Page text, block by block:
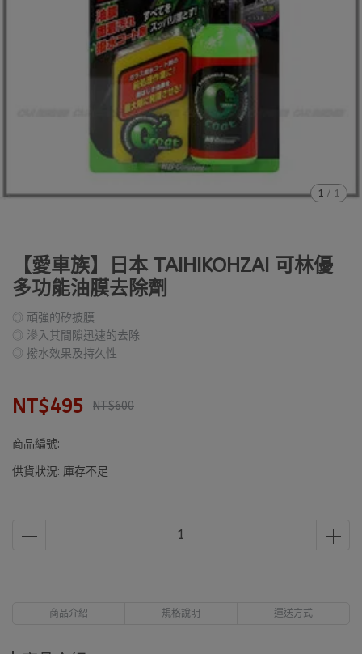
1 / 1
【愛車族】日本 TAIHIKOHZAI 可林優
多功能油膜去除劑
◎ 頑強的矽披膜
◎ 滲入其間隙迅速的去除
◎ 撥水效果及持久性
NT$495 NT$600
商品編號:
供貨狀況: 庫存不足
商品介紹 規格說明 運送方式